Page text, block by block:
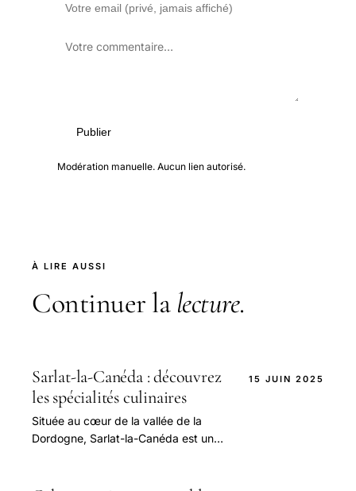
Publier
Modération manuelle. Aucun lien autorisé.
À LIRE AUSSI
Continuer la lecture.
Sarlat-la-Canéda : découvrez
les spécialités culinaires
Située au cœur de la vallée de la
Dordogne, Sarlat-la-Canéda est un
15 JUIN 2025